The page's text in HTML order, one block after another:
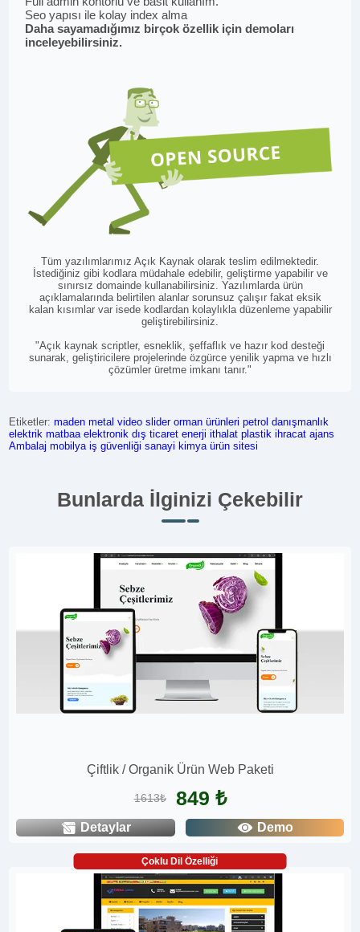
Seo yapısı ile kolay index alma
Daha sayamadığımız birçok özellik için demoları
inceleyebilirsiniz.
Tüm yazılımlarımız Açık Kaynak olarak teslim edilmektedir.
İstediğiniz gibi kodlara müdahale edebilir, geliştirme yapabilir ve
sınırsız domainde kullanabilirsiniz. Yazılımlarda ürün
açıklamalarında belirtilen alanlar sorunsuz çalışır fakat eksik
kalan kısımlar var isede kodlardan kolaylıkla düzenleme yapabilir
geliştirebilirsiniz.
"Açık kaynak scriptler, esneklik, şeffaflık ve hazır kod desteği
sunarak, geliştiricilere projelerinde özgürce yenilik yapma ve hızlı
çözümler üretme imkanı tanır."
Etiketler:maden metal video slider orman ürünleri petrol danışmanlık
elektrik matbaa elektronik dış ticaret enerji ithalat plastik ihracat ajans
Ambalaj mobilya iş güvenliği sanayi kimya ürün sitesi
Bunlarda İlginizi Çekebilir
Çiftlik / Organik Ürün Web Paketi
1613₺ 849 ₺
Detaylar Demo
Çoklu Dil Özelliği